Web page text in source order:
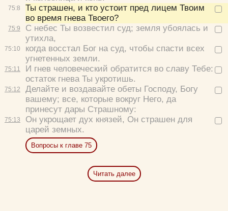
75:8
75:9
75:10
75:11
75:12
75:13
Ты страшен, и кто устоит пред лицем Твоим
во время гнева Твоего?
С небес Ты возвестил суд; земля убоялась и
утихла,
когда восстал Бог на суд, чтобы спасти всех
угнетенных земли.
И гнев человеческий обратится во славу Тебе:
остаток гнева Ты укротишь.
Делайте и воздавайте обеты Господу, Богу
вашему; все, которые вокруг Него, да
принесут дары Страшному:
Он укрощает дух князей, Он страшен для
царей земных.
Вопросы к главе 75
Читать далее